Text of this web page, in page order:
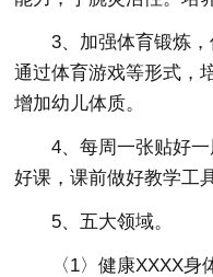
3、加强体育锻炼
通过体育游戏等形式，
增加幼儿体质。
4、每周一张贴好
好课，课前做好教学工
5、五大领域。
〈1〉健康XXXX身